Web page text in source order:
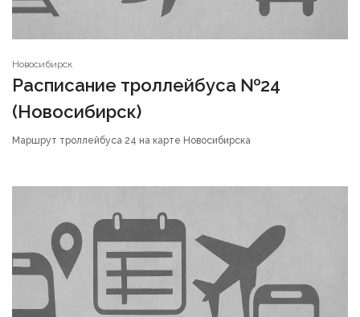
Новосибирск
Расписание троллейбуса №24
(Новосибирск)
Маршрут троллейбуса 24 на карте Новосибирска